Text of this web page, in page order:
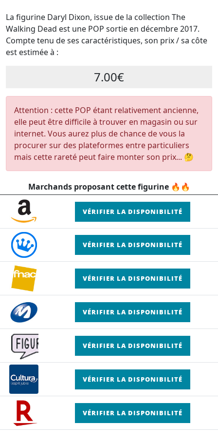
La figurine Daryl Dixon, issue de la collection The
Walking Dead est une POP sortie en décembre 2017.
Compte tenu de ses caractéristiques, son prix / sa côte
est estimée à :
7.00€
Attention : cette POP étant relativement ancienne,
elle peut être difficile à trouver en magasin ou sur
internet. Vous aurez plus de chance de vous la
procurer sur des plateformes entre particuliers
mais cette rareté peut faire monter son prix... 🤔
Marchands proposant cette figurine 🔥🔥
VÉRIFIER LA DISPONIBILITÉ
VÉRIFIER LA DISPONIBILITÉ
VÉRIFIER LA DISPONIBILITÉ
VÉRIFIER LA DISPONIBILITÉ
VÉRIFIER LA DISPONIBILITÉ
VÉRIFIER LA DISPONIBILITÉ
VÉRIFIER LA DISPONIBILITÉ